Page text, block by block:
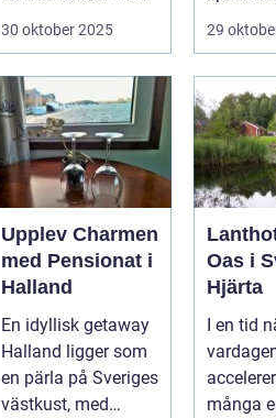
30 oktober 2025 29
Upplev Charmen
med Pensionat i
Halland
En idyllisk getaway
Halland ligger som
en pärla på Sveriges
västkust, med
Oas i
Hjärta
I en tid
många